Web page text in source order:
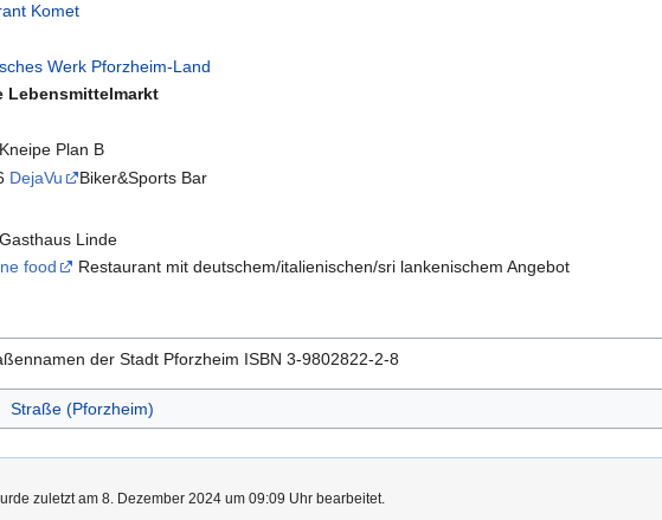
Komet
Werk Pforzheim-Land
Lebensmittelmarkt
Plan B
DejaVu
Biker&Sports Bar
Linde
food
Restaurant mit deutschem/italienischen/sri lankenischem Angebot
der Stadt Pforzheim ISBN 3-9802822-2-8
Straße (Pforzheim)
zuletzt am 8. Dezember 2024 um 09:09 Uhr bearbeitet.